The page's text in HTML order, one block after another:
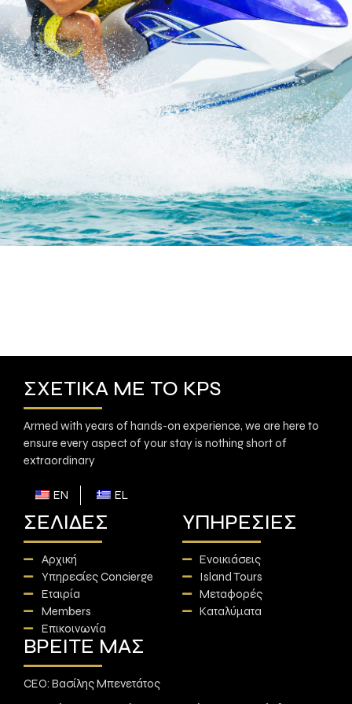
ΣΧΕΤΙΚΆ ΜΕ ΤΟ KPS
Armed with years of hands-on experience, we are here to
ensure every aspect of your stay is nothing short of
extraordinary
EN EL
ΣΕΛΊΔΕΣ
Αρχική
Υπηρεσίες Concierge
Εταιρία
Members
Επικοινωνία
ΥΠΗΡΕΣΊΕΣ
Ενοικιάσεις
Island Tours
Μεταφορές
Καταλύματα
ΒΡΕΊΤΕ ΜΑΣ
CEO: Βασίλης Μπενετάτος